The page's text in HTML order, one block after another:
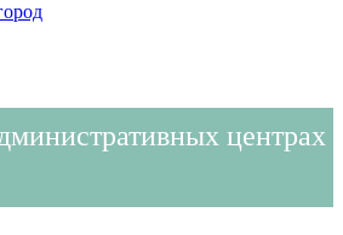
центрах